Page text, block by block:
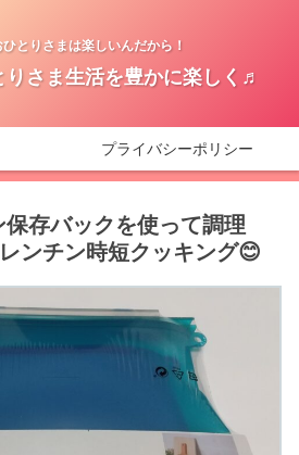
とりさまは楽しいんだから！
りさま生活を豊かに楽しく♬
プライバシーポリシー
存バックを使って調理
ンチン時短クッキング😊